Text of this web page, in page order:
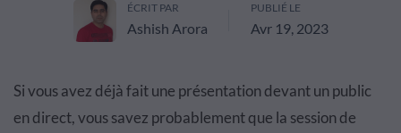
ÉCRIT PAR
Ashish Arora
PUBLIÉ LE
Avr 19, 2023
Si vous avez déjà fait une présentation devant un public
en direct, vous savez probablement que la session de